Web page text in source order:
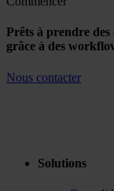
Prêts à prendre des
grâce à des
Nous contacter
Solutions